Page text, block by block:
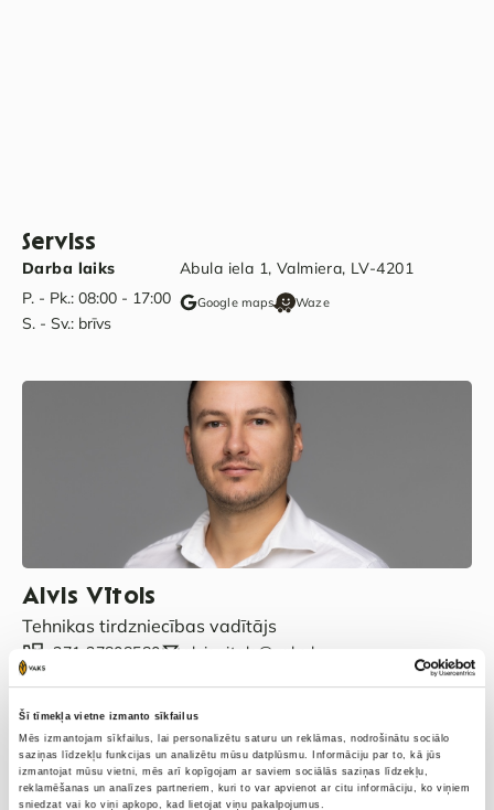
Šī tīmekļa vietne izmanto sīkfailus
Mēs izmantojam sīkfailus, lai personalizētu saturu un reklāmas, nodrošinātu sociālo
saziņas līdzekļu funkcijas un analizētu mūsu datplūsmu. Informāciju par to, kā jūs
izmantojat mūsu vietni, mēs arī kopīgojam ar saviem sociālās saziņas līdzekļu,
reklamēšanas un analīzes partneriem, kuri to var apvienot ar citu informāciju, ko viņiem
sniedzat vai ko viņi apkopo, kad lietojat viņu pakalpojumus.
Serviss
Darba laiks
P. - Pk.: 08:00 - 17:00
S. - Sv.: brīvs
Abula iela 1, Valmiera, LV-4201
Google maps Waze
Alvis Vītols
Tehnikas tirdzniecības vadītājs
+371 27808580 alvis.vitols@vaks.lv